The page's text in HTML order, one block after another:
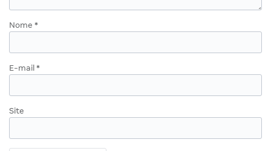
Nome *
E-mail *
Site